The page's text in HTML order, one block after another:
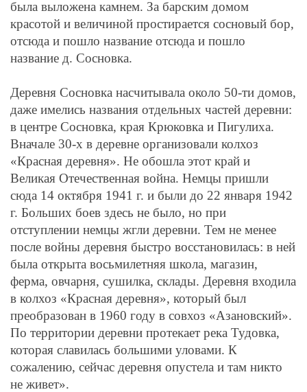
была выложена камнем. За барским домом
красотой и величиной простирается сосновый бор,
отсюда и пошло название отсюда и пошло
название д. Сосновка.
Деревня Сосновка насчитывала около 50-ти домов,
даже имелись названия отдельных частей деревни:
в центре Сосновка, края Крюковка и Пигулиха.
Вначале 30-х в деревне организовали колхоз
«Красная деревня». Не обошла этот край и
Великая Отечественная война. Немцы пришли
сюда 14 октября 1941 г. и были до 22 января 1942
г. Больших боев здесь не было, но при
отступлении немцы жгли деревни. Тем не менее
после войны деревня быстро восстановилась: в ней
была открыта восьмилетняя школа, магазин,
ферма, овчарня, сушилка, склады. Деревня входила
в колхоз «Красная деревня», который был
преобразован в 1960 году в совхоз «Азановский».
По территории деревни протекает река Тудовка,
которая славилась большими уловами. К
сожалению, сейчас деревня опустела и там никто
не живет».